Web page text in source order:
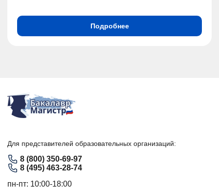
Подробнее
Для представителей образовательных организаций:
8 (800) 350-69-97
8 (495) 463-28-74
пн-пт: 10:00-18:00